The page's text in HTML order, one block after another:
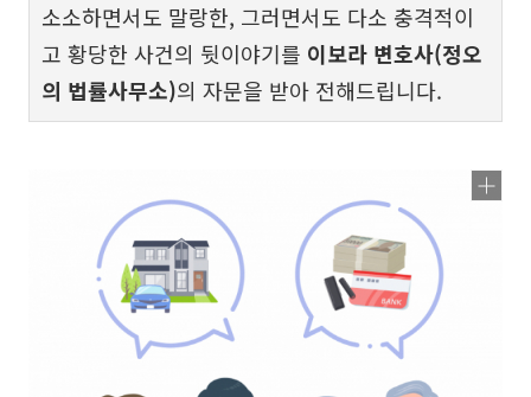
소소하면서도 말랑한, 그러면서도 다소 충격적이
고 황당한 사건의 뒷이야기를 이보라 변호사(정오
의 법률사무소)의 자문을 받아 전해드립니다.